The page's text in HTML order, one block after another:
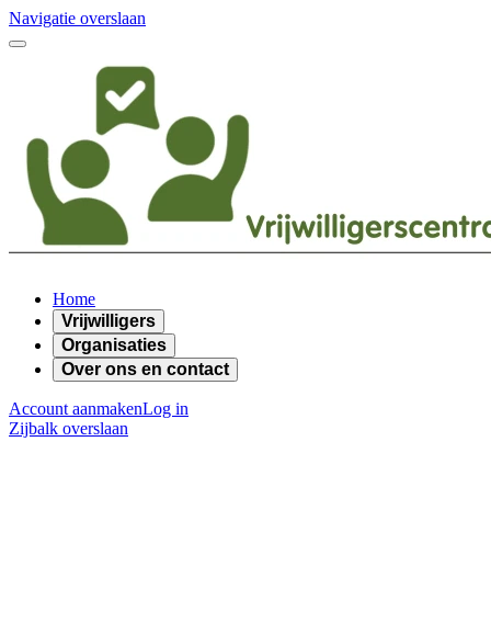
Navigatie overslaan
Home
Vrijwilligers
Organisaties
Over ons en contact
Account aanmakenLog in
Zijbalk overslaan